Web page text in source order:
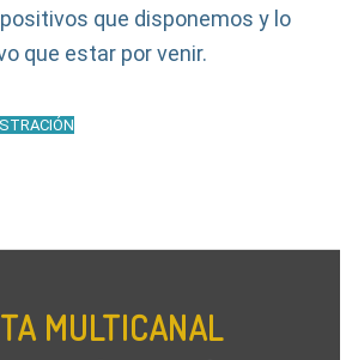
que disponemos y lo
que estar por venir.
MULTICANAL